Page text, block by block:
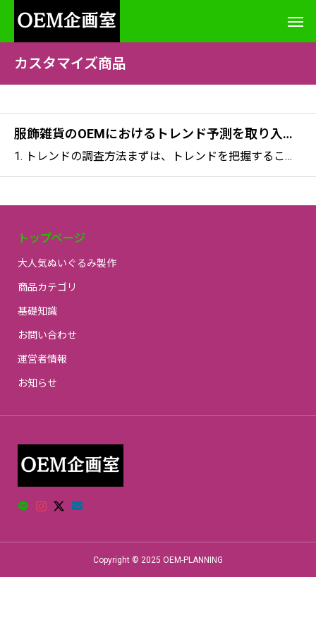
カスタマイズ商品
服飾雑貨のOEMにおけるトレンド予測を取り入れたデザイン方法
1. トレンドの調査方法まずは、トレンドを把握することが大切です。最近のファッションやデザインのトレンドを調べるためには、次のような方法があります：ファッション雑誌やウェブサイトをチェックするトレンドに関する最新情報が掲載されています。SNSを活用するInst
トップページ
大人気ぬいぐるみ製作
商品カテゴリ
基礎知識
お問い合わせ
運営者情報
お知らせ
Copyright © 2025 OEM-PLANNING